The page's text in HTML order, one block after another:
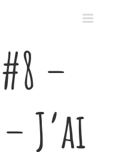
–
J’ai